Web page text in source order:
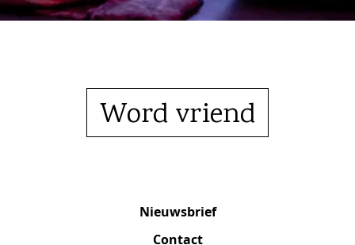
Word vriend
Nieuwsbrief
Contact